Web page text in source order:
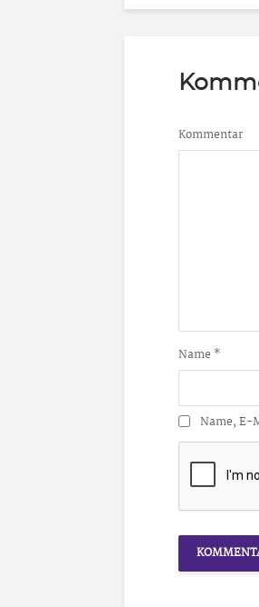
Kommentar
Name *
Name, E-